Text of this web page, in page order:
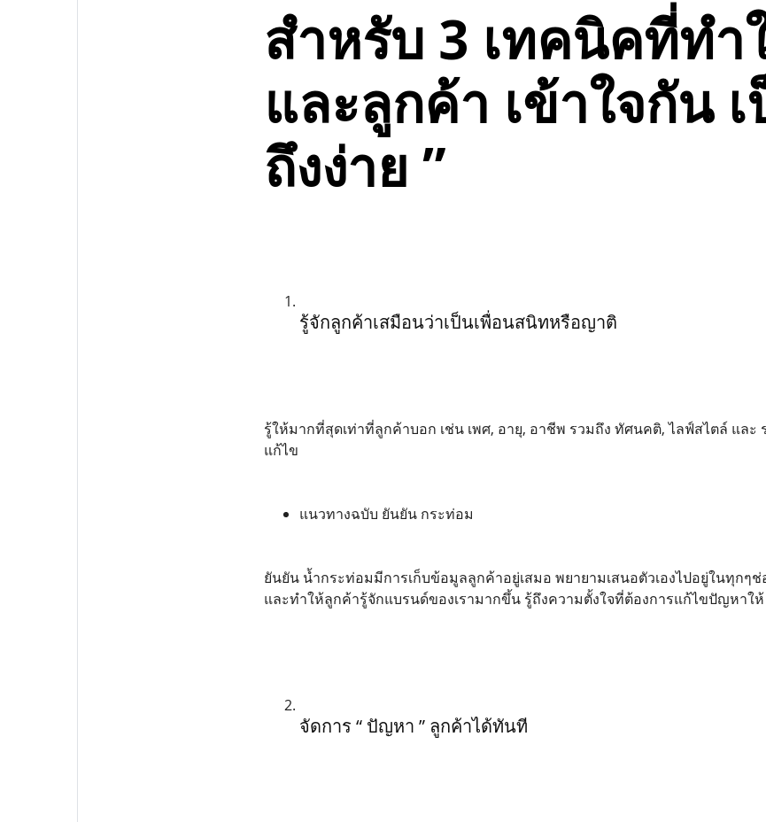
สำหรับ 3 เทคนิคที่ทำ
และลูกค้า เข้าใจกัน
ถึงง่าย ”
รู้จักลูกค้าเสมือนว่าเป็นเพื่อนสนิทหรือญาติ
รู้ให้มากที่สุดเท่าที่ลูกค้าบอก เช่น เพศ, อายุ, อาชีพ รวมถึง ทัศนคติ, ไลฟ์สไตล์ และ
แก้ไข
แนวทางฉบับ ยันยัน กระท่อม
ยันยัน น้ำกระท่อมมีการเก็บข้อมูลลูกค้าอยู่เสมอ พยายามเสนอตัวเองไปอยู่ในทุกๆ
และทำให้ลูกค้ารู้จักแบรนด์ของเรามากขึ้น รู้ถึงความตั้งใจที่ต้องการแก้ไขปัญหาให้
จัดการ “ ปัญหา ” ลูกค้าได้ทันที